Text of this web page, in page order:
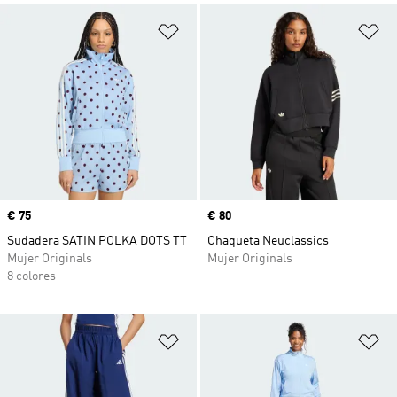
Añadir a la lista de deseos
Precio
€ 75
Sudadera SATIN POLKA DOTS TT
Mujer Originals
8 colores
Precio
€ 80
Chaqueta Neuclassics
Mujer Originals
Añadir a la lista de deseos